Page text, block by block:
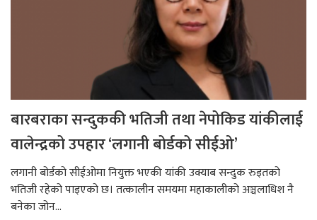
बारबराका सन्दुककी भतिजी तथा नेपोकिड यांकीलाई
वालेन्द्रको उपहार ‘लगानी बोर्डको सीईओ’
लगानी बोर्डको सीईओमा नियुक्त भएकी यांकी उक्याब सन्दुक रुइतको
भतिजी रहेको पाइएको छ। तत्कालीन समयमा महाकालीको अञ्चलाधिश नै
बनेका जोन...